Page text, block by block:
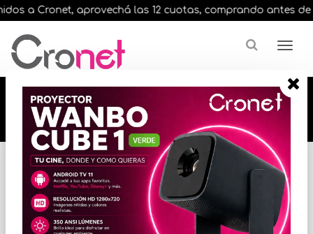
a Cronet, aprovechá las 12 cuotas, comprando antes de
🔥🔥🔥 12 cuotas, en todos nuestros artículos,
comprando antes de las 13 hrs. envíos en el
día 🔥🔥🔥
Inicio
VARIOS INFORMATICA
ACCESORIOS VARIOS